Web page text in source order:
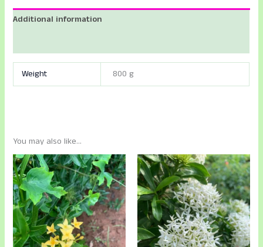
-
இட்லி
ஆரஞ்சு
வண்ணம்
Additional information
Weight 800 g
You may also like…